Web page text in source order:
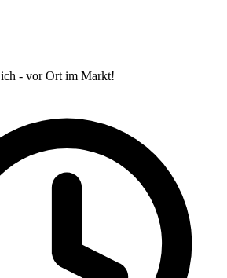
- vor Ort im Markt!